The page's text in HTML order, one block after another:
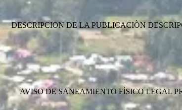
DESCRIPCION DE LA PUBLICACIÒN
AVISO DE SANEAMIENTO FÍSICO LEGAL